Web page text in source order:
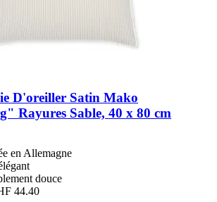
D'oreiller Satin Mako
Rayures Sable, 40 x 80 cm
en Allemagne
douce
44.40